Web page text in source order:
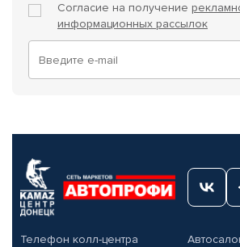
Согласие на получение
информационных рассылок
Телефон колл-центра